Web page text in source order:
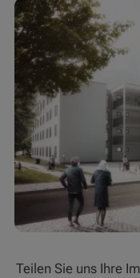
Teilen Sie uns Ihre